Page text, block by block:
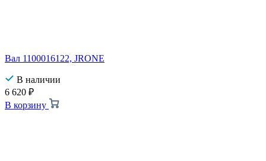
Вал 1100016122, JRONE
В наличии
6 620 ₽
В корзину